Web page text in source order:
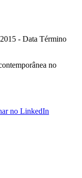
- Data Término
no
no LinkedIn